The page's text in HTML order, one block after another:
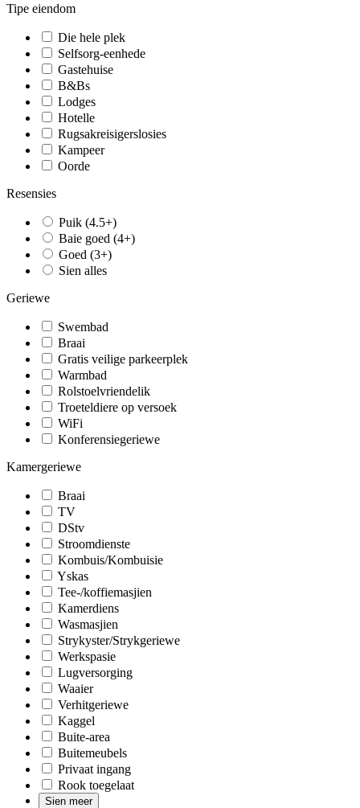
Tipe eiendom
Die hele plek
Selfsorg-eenhede
Gastehuise
B&Bs
Lodges
Hotelle
Rugsakreisigerslosies
Kampeer
Oorde
Resensies
Puik (4.5+)
Baie goed (4+)
Goed (3+)
Sien alles
Geriewe
Swembad
Braai
Gratis veilige parkeerplek
Warmbad
Rolstoelvriendelik
Troeteldiere op versoek
WiFi
Konferensiegeriewe
Kamergeriewe
Braai
TV
DStv
Stroomdienste
Kombuis/Kombuisie
Yskas
Tee-/koffiemasjien
Kamerdiens
Wasmasjien
Strykyster/Strykgeriewe
Werkspasie
Lugversorging
Waaier
Verhitgeriewe
Kaggel
Buite-area
Buitemeubels
Privaat ingang
Rook toegelaat
Sien meer